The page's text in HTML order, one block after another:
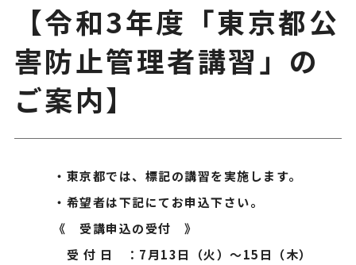
【令和3年度「東京都公
害防止管理者講習」の
ご案内】
・東京都では、標記の講習を実施します。
・希望者は下記にてお申込下さい。
《 受講申込の受付 》
受 付 日 ：7月13日（火）～15日（木）